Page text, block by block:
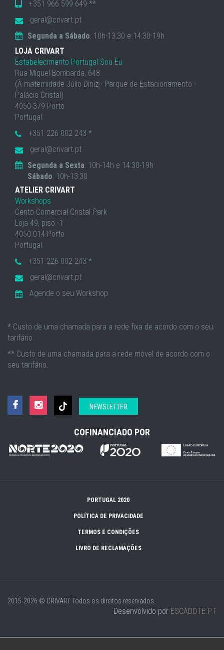
+351 966 599 649 **
geral@crivart.pt
Segunda a Sábado: 10h-13:30 e 14:30-19h
LOJA CRIVART
Estabelecimento Portugal Sou Eu
Rua Miguel Bombarda, 648
(À maternidade Júlio Diniz - Parque de Estacionamento -
Palácio Cristal)
4050-379 Porto
Portugal
+351 226 002 243 *
geral@crivart.pt
Segunda a Sexta: 10h-14h e 14:30-19h
Sábado: 10h-13:30
ATELIER CRIVART
Workshops
Cento Comercial Cristal Park
Loja 49, piso -1
4050-014 Porto
Portugal
+351 226 002 243 *
geral@crivart.pt
Agende o seu Workshop
* Custo de uma chamada para a rede fixa de acordo com o seu
tarifário.
** Custo de uma chamada para a rede móvel de acordo com o
seu tarifário.
NEWSLETTER
COFINANCIADO POR
PORTUGAL 2020
POLÍTICA DE PRIVACIDADE
TERMOS E CONDIÇÕES
LIVRO DE RECLAMAÇÕES
2015-2026 © CRIVARTTodos os direitos reservados.
Desenvolvido por ESCADOTE.PT